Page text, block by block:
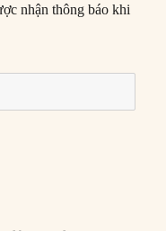
nhận thông báo khi